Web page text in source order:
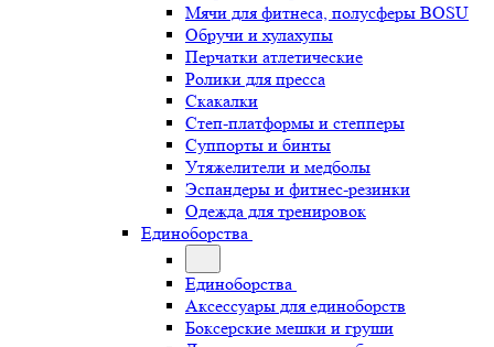
Мячи для фитнеса, полусферы BOSU
Обручи и хулахупы
Перчатки атлетические
Ролики для пресса
Скакалки
Степ-платформы и степперы
Суппорты и бинты
Утяжелители и медболы
Эспандеры и фитнес-резинки
Одежда для тренировок
Единоборства
Единоборства
Аксессуары для единоборств
Боксерские мешки и груши